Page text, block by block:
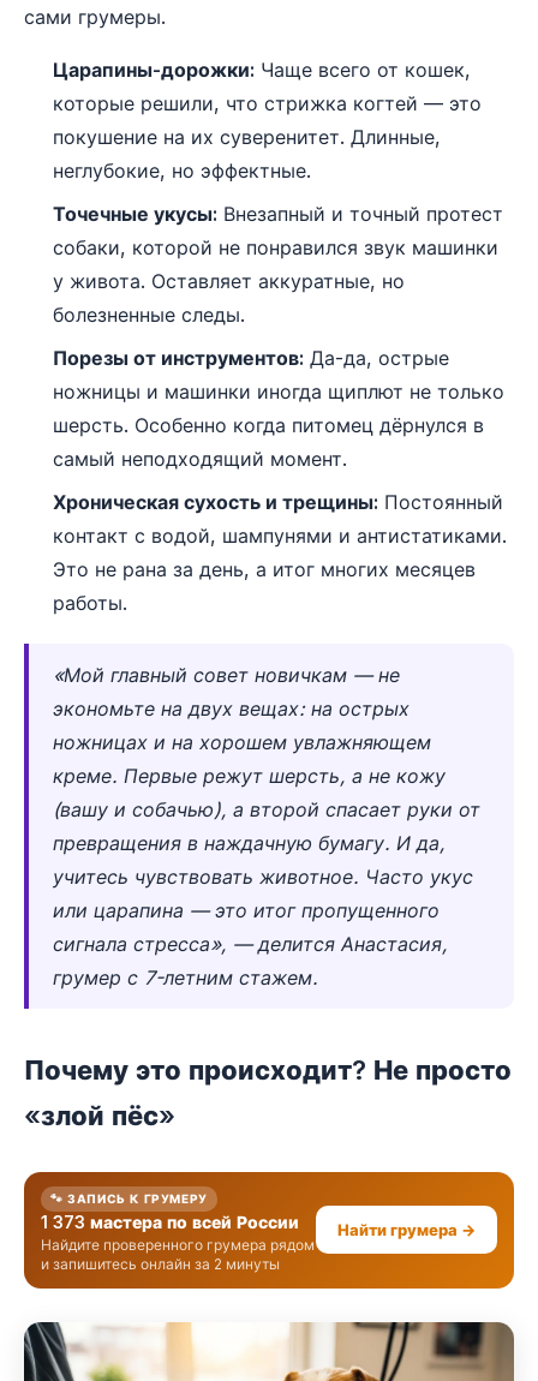
сами грумеры.
Царапины-дорожки: Чаще всего от кошек,
которые решили, что стрижка когтей — это
покушение на их суверенитет. Длинные,
неглубокие, но эффектные.
Точечные укусы: Внезапный и точный протест
собаки, которой не понравился звук машинки
у живота. Оставляет аккуратные, но
болезненные следы.
Порезы от инструментов: Да-да, острые
ножницы и машинки иногда щиплют не только
шерсть. Особенно когда питомец дёрнулся в
самый неподходящий момент.
Хроническая сухость и трещины: Постоянный
контакт с водой, шампунями и антистатиками.
Это не рана за день, а итог многих месяцев
работы.
«Мой главный совет новичкам — не
экономьте на двух вещах: на острых
ножницах и на хорошем увлажняющем
креме. Первые режут шерсть, а не кожу
(вашу и собачью), а второй спасает руки от
превращения в наждачную бумагу. И да,
учитесь чувствовать животное. Часто укус
или царапина — это итог пропущенного
сигнала стресса», — делится Анастасия,
грумер с 7-летним стажем.
Почему это происходит? Не просто
«злой пёс»
🐾 ЗАПИСЬ К ГРУМЕРУ
1 373 мастера по всей России
Найдите проверенного грумера рядом
и запишитесь онлайн за 2 минуты
Найти грумера →